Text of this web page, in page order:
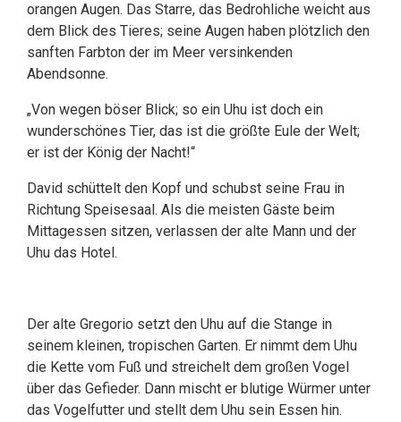
orangen Augen. Das Starre, das Bedrohliche weicht aus
dem Blick des Tieres; seine Augen haben plötzlich den
sanften Farbton der im Meer versinkenden
Abendsonne.
„Von wegen böser Blick; so ein Uhu ist doch ein
wunderschönes Tier, das ist die größte Eule der Welt;
er ist der König der Nacht!“
David schüttelt den Kopf und schubst seine Frau in
Richtung Speisesaal. Als die meisten Gäste beim
Mittagessen sitzen, verlassen der alte Mann und der
Uhu das Hotel.
Der alte Gregorio setzt den Uhu auf die Stange in
seinem kleinen, tropischen Garten. Er nimmt dem Uhu
die Kette vom Fuß und streichelt dem großen Vogel
über das Gefieder. Dann mischt er blutige Würmer unter
das Vogelfutter und stellt dem Uhu sein Essen hin.